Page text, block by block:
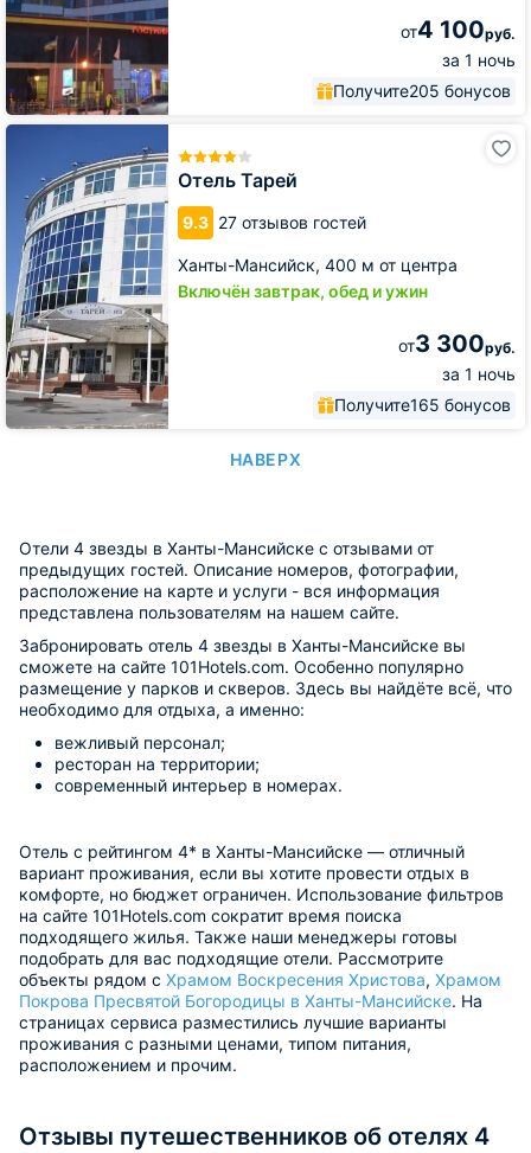
от4 100руб.
за 1 ночь
Получите205 бонусов
Отель Тарей
9.3 27 отзывов гостей
Ханты-Мансийск, 400 м от центра
Включён завтрак, обед и ужин
от3 300руб.
за 1 ночь
Получите165 бонусов
Отель
НАВЕРХ
Отели 4 звезды в Ханты-Мансийске с отзывами от
предыдущих гостей. Описание номеров, фотографии,
расположение на карте и услуги - вся информация
представлена пользователям на нашем сайте.
Забронировать отель 4 звезды в Ханты-Мансийске вы
сможете на сайте 101Hotels.com. Особенно популярно
размещение у парков и скверов. Здесь вы найдёте всё, что
необходимо для отдыха, а именно:
вежливый персонал;
ресторан на территории;
современный интерьер в номерах.
Отель с рейтингом 4* в Ханты-Мансийске — отличный
вариант проживания, если вы хотите провести отдых в
комфорте, но бюджет ограничен. Использование фильтров
на сайте 101Hotels.com сократит время поиска
подходящего жилья. Также наши менеджеры готовы
подобрать для вас подходящие отели. Рассмотрите
объекты рядом с Храмом Воскресения Христова, Храмом
Покрова Пресвятой Богородицы в Ханты-Мансийске. На
страницах сервиса разместились лучшие варианты
проживания с разными ценами, типом питания,
расположением и прочим.
Отзывы путешественников об отелях 4